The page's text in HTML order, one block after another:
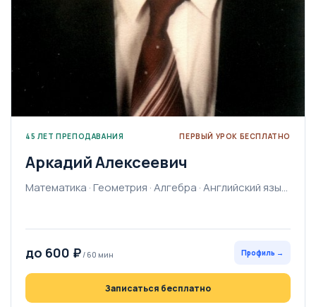
45 ЛЕТ ПРЕПОДАВАНИЯ ПЕРВЫЙ УРОК БЕСПЛАТНО
Аркадий Алексеевич
Математика · Геометрия · Алгебра · Английский язык · Физика · Химия · Информатика · Высшая математика · Программирование
до 600 ₽/ 60 мин Профиль →
Записаться бесплатно